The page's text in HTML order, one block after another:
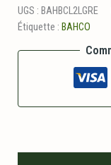
au
lithium
pour
sécateur
UGS : BAHBCL2LGRE
Étiquette : BAHCO